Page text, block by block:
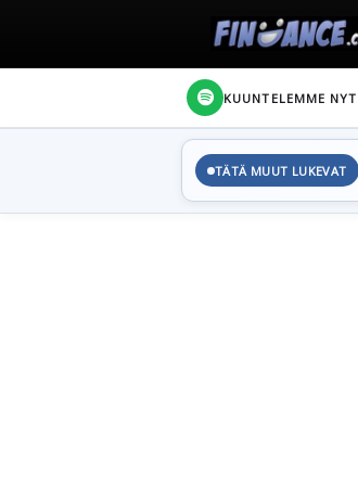
KUUNTELEMME NYT
TÄTÄ MUUT LUKEVAT